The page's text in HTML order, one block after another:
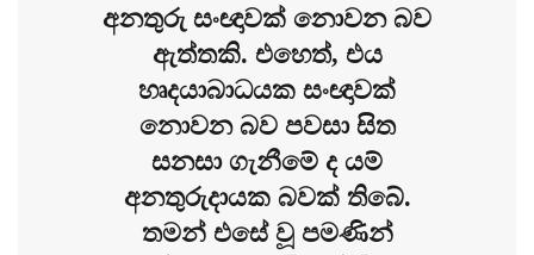
අනතුරු සංඥාවක් නොවන බව
ඇත්තකි. එහෙත්, එය
හෘදයාබාධයක සංඥාවක්
නොවන බව පවසා සිත
සනසා ගැනීමේ ද යම්
අනතුරුදායක බවක් තිබේ.
තමන් එසේ වූ පමණින්